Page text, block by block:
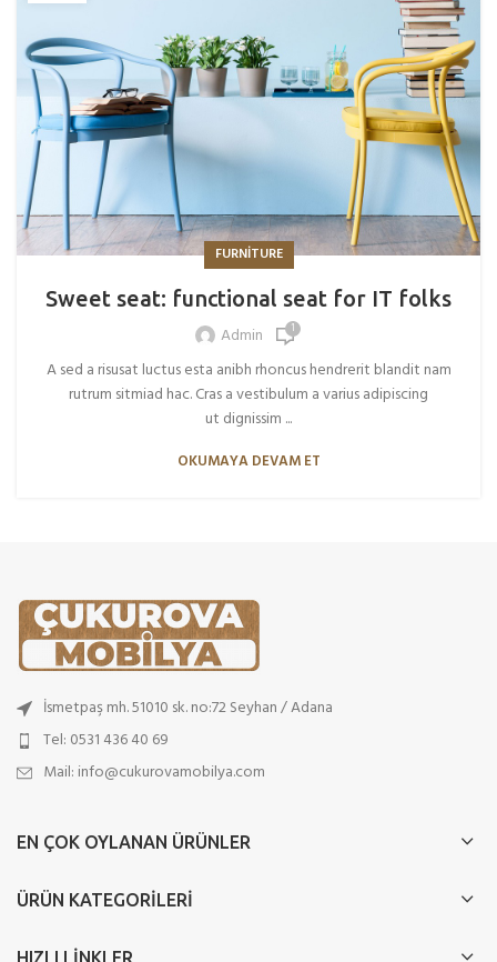
FURNITURE
Sweet seat: functional seat for IT folks
Admin
1
A sed a risusat luctus esta anibh rhoncus hendrerit blandit nam
rutrum sitmiad hac. Cras a vestibulum a varius adipiscing
ut dignissim ...
OKUMAYA DEVAM ET
İsmetpaş mh. 51010 sk. no:72 Seyhan / Adana
Tel: 0531 436 40 69
Mail: info@cukurovamobilya.com
EN ÇOK OYLANAN ÜRÜNLER
ÜRÜN KATEGORILERI
HIZLI LINKLER